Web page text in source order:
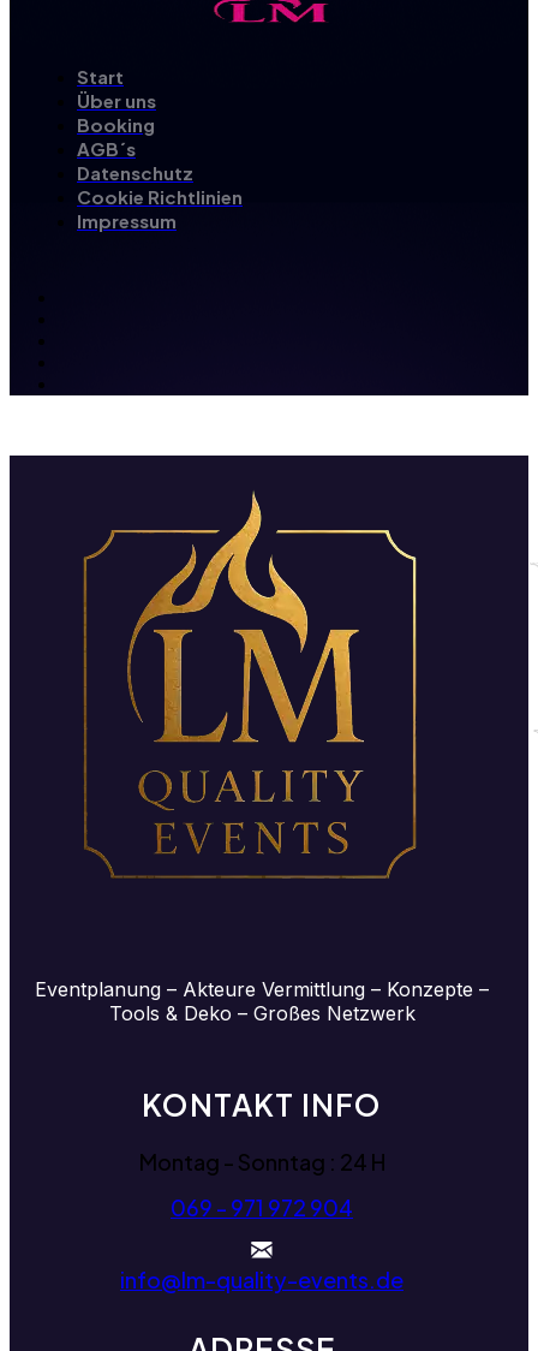
Start
Über uns
Booking
AGB´s
Datenschutz
Cookie Richtlinien
Impressum
Eventplanung – Akteure Vermittlung – Konzepte –
Tools & Deko – Großes Netzwerk
KONTAKT INFO
Montag - Sonntag : 24 H
069 - 971 972 904
info@lm-quality-events.de